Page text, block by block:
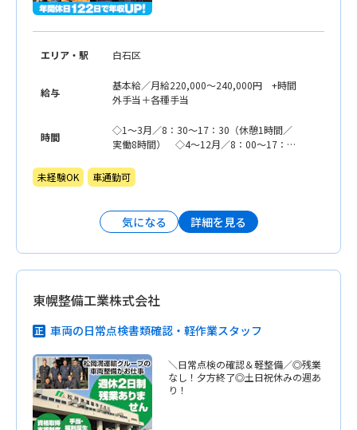
エリア・駅 白石区
給与
基本給／月給220,000〜240,000円 +時間
外手当＋各種手当
時間
◇1〜3月／8：30〜17：30（休憩1時間／
実働8時間） ◇4〜12月／8：00〜17：
時間として時間外勤務有（手当で稼げま
す）
未経験OK 車通勤可
気になる 詳細を見る
東幌整備工業株式会社
車両の日常点検書類確認・軽作業スタッフ
＼日常点検の確認＆軽整備／◎残業
なし！夕方終了◎土日祝休みの週あ
り！